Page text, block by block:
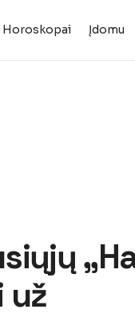
Horoskopai Įdomu
už